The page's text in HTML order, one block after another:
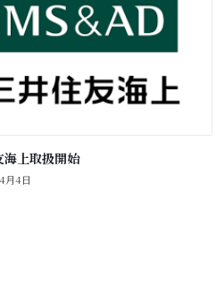
海上取扱開始
月4日